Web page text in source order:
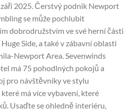
2025. Čerstvý podnik Newport
se může pochlubit
dobrodružstvím ve své herní části
Side, a také v zábavní oblasti
Newport Area. Sevenwinds
má 75 pohodlných pokojů a
pro návštěvníky ve stylu
má více vybavení, které
Usaďte se ohledně interiéru,